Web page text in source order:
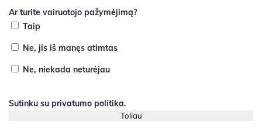
Ar turite vairuotojo pažymėjimą?
Taip
Ne, jis iš manęs atimtas
Ne, niekada neturėjau
Sutinku su privatumo politika.